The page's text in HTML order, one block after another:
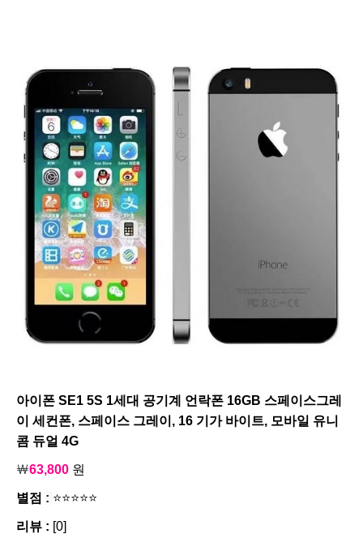
아이폰 SE1 5S 1세대 공기계 언락폰 16GB 스페이스그레
이 세컨폰, 스페이스 그레이, 16 기가 바이트, 모바일 유니
콤 듀얼 4G
￦63,800 원
별점 : ⭐⭐⭐⭐⭐
리뷰 : [0]